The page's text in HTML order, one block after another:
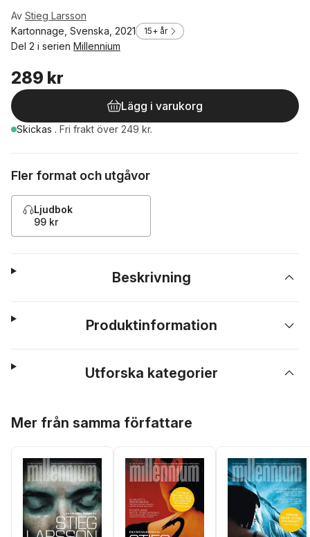
Av Stieg Larsson
Kartonnage, Svenska, 2021
15+ år
Del 2 i serien Millennium
289 kr
Lägg i varukorg
Skickas . Fri frakt över 249 kr.
Fler format och utgåvor
Ljudbok
99 kr
Beskrivning
Produktinformation
Utforska kategorier
Mer från samma författare